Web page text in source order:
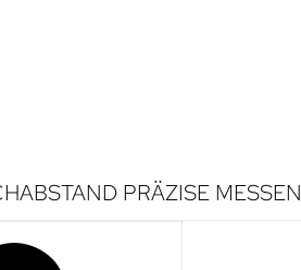
PRÄZISE MESSEN